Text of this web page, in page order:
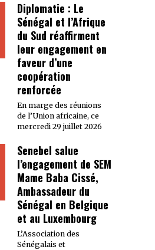
Diplomatie : Le
Sénégal et l’Afrique
du Sud réaffirment
leur engagement en
faveur d’une
coopération
renforcée
En marge des réunions
de l’Union africaine, ce
mercredi 29 juillet 2026
Senebel salue
l’engagement de SEM
Mame Baba Cissé,
Ambassadeur du
Sénégal en Belgique
et au Luxembourg
L’Association des
Sénégalais et